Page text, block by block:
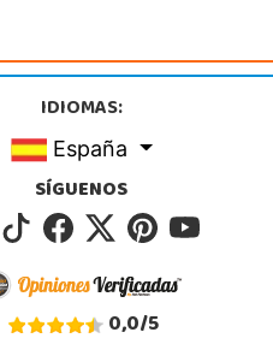
IDIOMAS:
España
SÍGUENOS
0,0/5